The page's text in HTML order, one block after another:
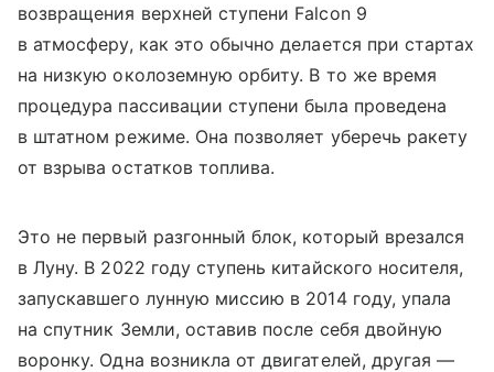
возвращения верхней ступени Falcon 9
в атмосферу, как это обычно делается при стартах
на низкую околоземную орбиту. В то же время
процедура пассивации ступени была проведена
в штатном режиме. Она позволяет уберечь ракету
от взрыва остатков топлива.
Это не первый разгонный блок, который врезался
в Луну. В 2022 году ступень китайского носителя,
запускавшего лунную миссию в 2014 году, упала
на спутник Земли, оставив после себя двойную
воронку. Одна возникла от двигателей, другая —